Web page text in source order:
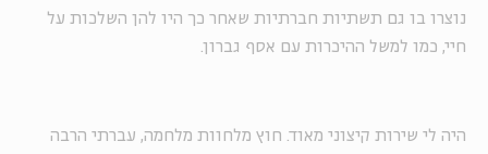
נוצרו בו גם תשתיות חברתיות שאחר כך היו להן השלכות על
חיי, כמו למשל ההיכרות עם אסף גברון.
היה לי שירות קיצוני מאוד. חוץ מלחוות מלחמה, עברתי הרבה